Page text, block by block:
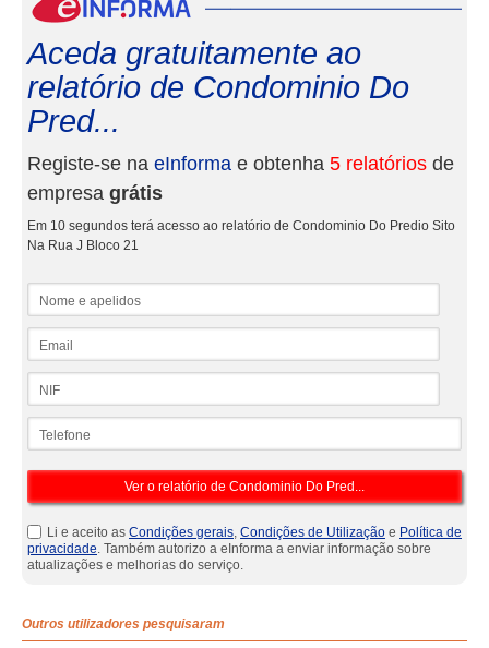
Aceda gratuitamente ao
relatório de Condominio Do
Pred...
Registe-se na eInforma e obtenha 5 relatórios de
empresa grátis
Em 10 segundos terá acesso ao relatório de Condominio Do Predio Sito
Na Rua J Bloco 21
Li e aceito as Condições gerais, Condições de Utilização e Política de
privacidade. Também autorizo a eInforma a enviar informação sobre
atualizações e melhorias do serviço.
Outros utilizadores pesquisaram